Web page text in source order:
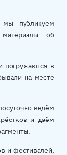
мы публикуем
об
погружаются в
на месте
ведём
и даём
и фестивалей,